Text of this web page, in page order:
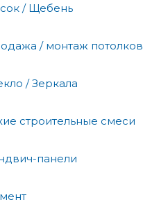
/ Щебень
/ монтаж потолков
/ Зеркала
строительные смеси
панели